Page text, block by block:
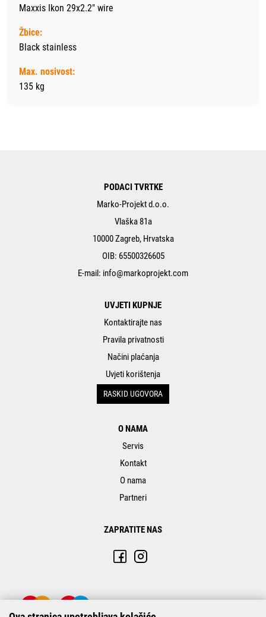
Maxxis Ikon 29x2.2" wire
Žbice:
Black stainless
Max. nosivost:
135 kg
PODACI TVRTKE
Marko-Projekt d.o.o.
Vlaška 81a
10000 Zagreb, Hrvatska
OIB: 65500326605
E-mail: info@markoprojekt.com
UVJETI KUPNJE
Kontaktirajte nas
Pravila privatnosti
Načini plaćanja
Uvjeti korištenja
RASKID UGOVORA
O NAMA
Servis
Kontakt
O nama
Partneri
ZAPRATITE NAS